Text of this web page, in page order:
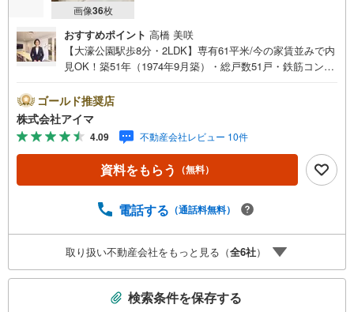
画像36枚
おすすめポイント 高橋 美咲
【大濠公園駅歩8分・2LDK】専有61平米/今の家賃並みで内
見OK！築51年（1974年9月築）・総戸数51戸・鉄筋コンク
K。専有約61平米。LDKは15帖以上。■リフォーム内装はリ
フォーム済みです。■住戸の条件南西向きのお住まいです。
風がよく通ります。■共用部・暮らしエレベーターあり。■
キッチン・水まわり食器洗乾燥機・3口以上のコンロ・追焚
機能・浴室乾燥機・独立洗面所を備えます。■収納クロゼッ
ト3ヶ所・玄関収納があります。■交通・周辺3駅以上を使
く買い物の負担を軽減。■アイマのサポートアイマは福岡の
じめ多数の金融機関と提携/最長50年の返済プランもご用意
平日も夜間もご見学OK/ご自宅・最寄り駅まで送迎無料/オ
ンライン相談OK「見るだけ」「ローン相談だけ」でも歓迎
にご不安の方もご相談ください
ゴールド推奨店
株式会社アイマ
4.09 不動産会社レビュー 10件
資料をもらう （無料）
電話する （通話料無料）
取り扱い不動産会社をもっと見る（全6社）
検索条件を保存する